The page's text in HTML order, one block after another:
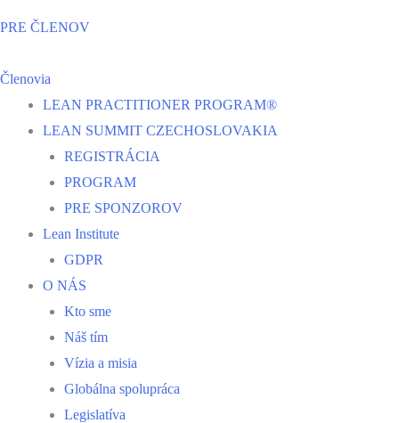
PRE ČLENOV
Členovia
LEAN PRACTITIONER PROGRAM®
LEAN SUMMIT CZECHOSLOVAKIA
REGISTRÁCIA
PROGRAM
PRE SPONZOROV
Lean Institute
GDPR
O NÁS
Kto sme
Náš tím
Vízia a misia
Globálna spolupráca
Legislatíva